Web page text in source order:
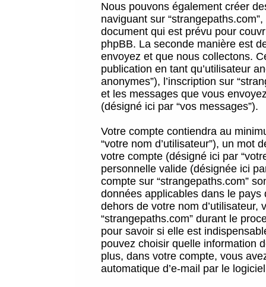
Nous pouvons également créer
naviguant sur
document qui est prévu pour
phpBB. La seconde manière est
envoyez et que nous collectons.
publication en tant qu’utilisateur
anonymes”), l’inscription sur
et les messages que vous
(désigné ici par “vos messages”).
Votre compte contiendra au
“votre nom d’utilisateur”), un mot
votre compte (désigné ici par
personnelle valide (désignée ici
compte sur “strangepaths.com”
données applicables dans le
dehors de votre nom
“strangepaths.com” durant le
pour savoir si elle est
pouvez choisir quelle information
plus, dans votre compte, vous
automatique d’e-mail par le